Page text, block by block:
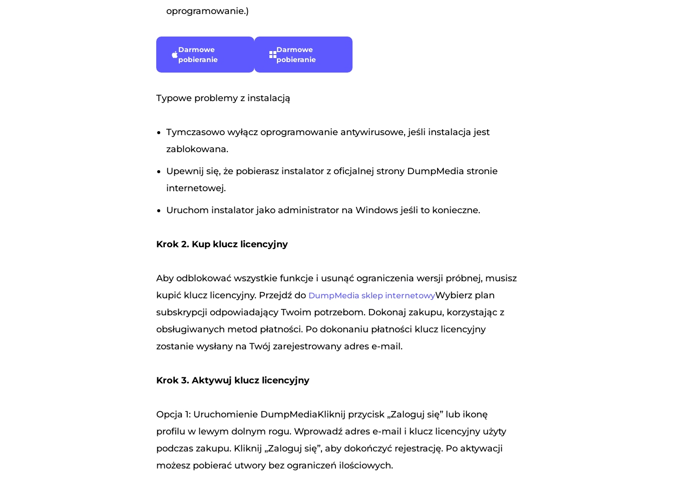
oprogramowanie.)
Darmowe
pobieranie
Darmowe
pobieranie
Typowe problemy z instalacją
Tymczasowo wyłącz oprogramowanie antywirusowe, jeśli instalacja jest
zablokowana.
Upewnij się, że pobierasz instalator z oficjalnej strony DumpMedia stronie
internetowej.
Uruchom instalator jako administrator na Windows jeśli to konieczne.
Krok 2. Kup klucz licencyjny
Aby odblokować wszystkie funkcje i usunąć ograniczenia wersji próbnej, musisz
kupić klucz licencyjny. Przejdź do DumpMedia sklep internetowyWybierz plan
subskrypcji odpowiadający Twoim potrzebom. Dokonaj zakupu, korzystając z
obsługiwanych metod płatności. Po dokonaniu płatności klucz licencyjny
zostanie wysłany na Twój zarejestrowany adres e-mail.
Krok 3. Aktywuj klucz licencyjny
Opcja 1: Uruchomienie DumpMediaKliknij przycisk „Zaloguj się” lub ikonę
profilu w lewym dolnym rogu. Wprowadź adres e-mail i klucz licencyjny użyty
podczas zakupu. Kliknij „Zaloguj się”, aby dokończyć rejestrację. Po aktywacji
możesz pobierać utwory bez ograniczeń ilościowych.